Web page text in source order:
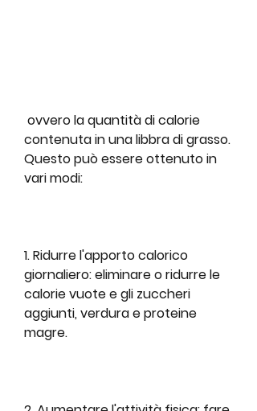
contenuta in una libbra di grasso.
Questo può essere ottenuto in
vari modi:
1. Ridurre l'apporto calorico
giornaliero: eliminare o ridurre le
calorie vuote e gli zuccheri
aggiunti, verdura e proteine
magre.